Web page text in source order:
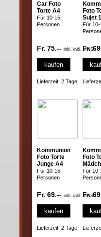
Car Foto
Torte A4
Für 10-15
Personen
Fr. 75.-- inkl. inkl. MwSt
kaufen
Lieferzeit: 2 Tage
Foto
Sujet 1
Für 10-
Fr.
Kommunion
Foto Torte
Junge A4
Für 10-15
Personen
Fr. 69.-- inkl. inkl. MwSt
kaufen
Lieferzeit: 2 Tage
Foto
Für 10-
Fr.